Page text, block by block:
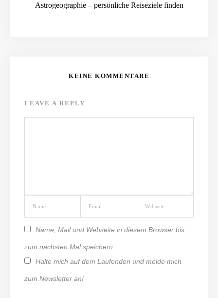
Astrogeographie – persönliche Reiseziele finden
KEINE KOMMENTARE
LEAVE A REPLY
Name, Mail und Webseite in diesem Browser bis
zum nächsten Mal speichern.
Halte mich auf dem Laufenden und melde mich
zum Newsletter an!